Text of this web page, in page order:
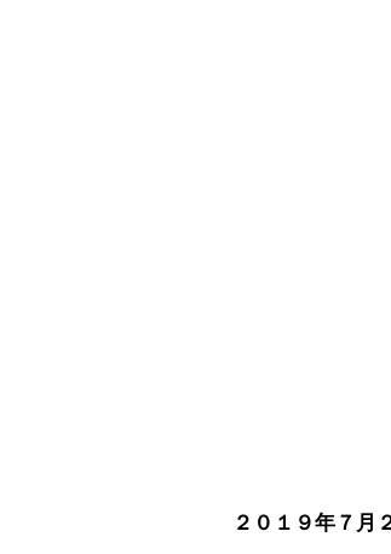
２０１９年７月